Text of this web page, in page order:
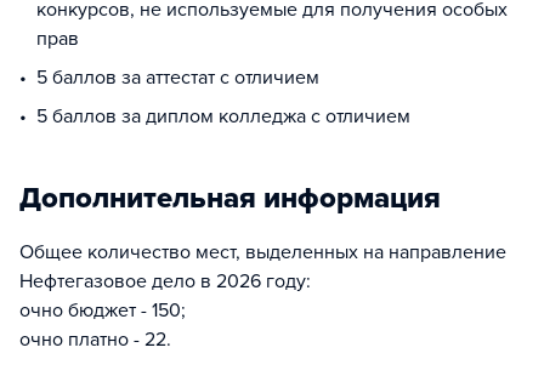
конкурсов, не используемые для получения особых
прав
5 баллов за аттестат с отличием
5 баллов за диплом колледжа с отличием
Дополнительная информация
Общее количество мест, выделенных на направление
Нефтегазовое дело в 2026 году:
очно бюджет - 150;
очно платно - 22.